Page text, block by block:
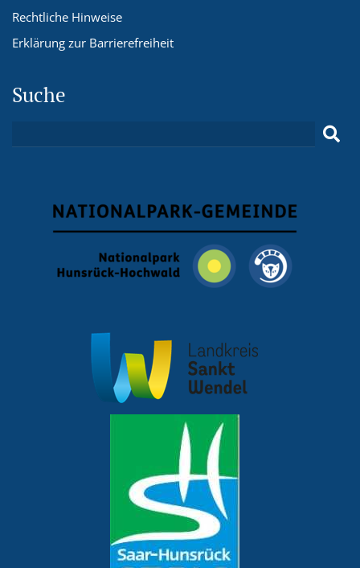
Rechtliche Hinweise
Erklärung zur Barrierefreiheit
Suche